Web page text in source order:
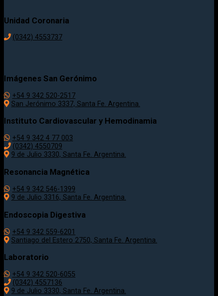
Unidad Coronaria
(0342) 4553737
Imágenes San Gerónimo
+54 9 342 520-2517
San Jerónimo 3337, Santa Fe. Argentina.
Instituto Cardiovascular y Hemodinamia
+54 9 342 4 77 003
(0342) 4550709
9 de Julio 3330, Santa Fe. Argentina.
Resonancia Magnética
+54 9 342 546-1399
9 de Julio 3316, Santa Fe. Argentina.
Endoscopia Digestiva
+54 9 342 559-6201
Santiago del Estero 2750, Santa Fe. Argentina.
Laboratorio
+54 9 342 520-6055
(0342) 4557136
9 de Julio 3330, Santa Fe. Argentina.